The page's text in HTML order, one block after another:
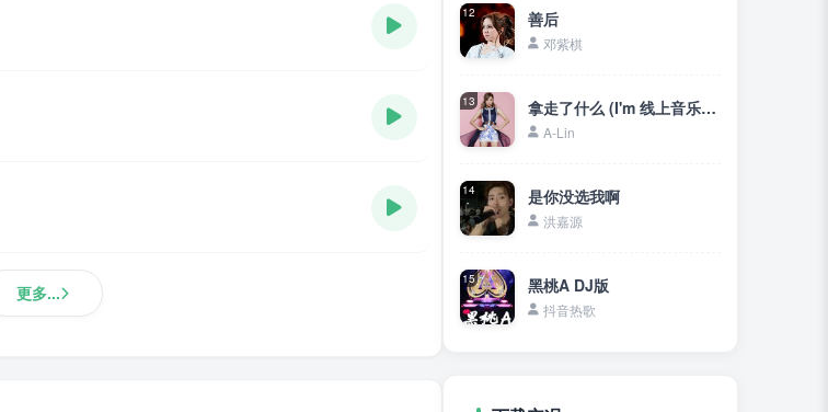
更多...
12 善后
邓紫棋
13 拿走了什么 (I'm 线上音乐会)
A-Lin
14 是你没选我啊
洪嘉源
15 黑桃A DJ版
抖音热歌